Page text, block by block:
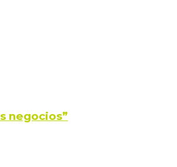
negocios”